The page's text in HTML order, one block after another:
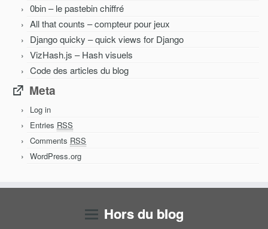
0bin – le pastebin chiffré
All that counts – compteur pour jeux
Django quicky – quick views for Django
VizHash.js – Hash visuels
Code des articles du blog
Meta
Log in
Entries RSS
Comments RSS
WordPress.org
Hors du blog